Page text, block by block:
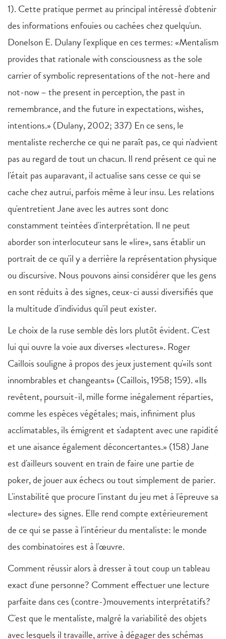
1). Cette pratique permet au principal intéressé d'obtenir
des informations enfouies ou cachées chez quelqu'un.
Donelson E. Dulany l'explique en ces termes: «Mentalism
provides that rationale with consciousness as the sole
carrier of symbolic representations of the not-here and
not-now – the present in perception, the past in
remembrance, and the future in expectations, wishes,
intentions.» (Dulany, 2002; 337) En ce sens, le
mentaliste recherche ce qui ne paraît pas, ce qui n'advient
pas au regard de tout un chacun. Il rend présent ce qui ne
l'était pas auparavant, il actualise sans cesse ce qui se
cache chez autrui, parfois même à leur insu. Les relations
qu'entretient Jane avec les autres sont donc
constamment teintées d'interprétation. Il ne peut
aborder son interlocuteur sans le «lire», sans établir un
portrait de ce qu'il y a derrière la représentation physique
ou discursive. Nous pouvons ainsi considérer que les gens
en sont réduits à des signes, ceux-ci aussi diversifiés que
la multitude d'individus qu'il peut exister.
Le choix de la ruse semble dès lors plutôt évident. C'est
lui qui ouvre la voie aux diverses «lectures». Roger
Caillois souligne à propos des jeux justement qu'«ils sont
innombrables et changeants» (Caillois, 1958; 159). «Ils
revêtent, poursuit-il, mille forme inégalement réparties,
comme les espèces végétales; mais, infiniment plus
acclimatables, ils émigrent et s'adaptent avec une rapidité
et une aisance également déconcertantes.» (158) Jane
est d'ailleurs souvent en train de faire une partie de
poker, de jouer aux échecs ou tout simplement de parier.
L'instabilité que procure l'instant du jeu met à l'épreuve sa
«lecture» des signes. Elle rend compte extérieurement
de ce qui se passe à l'intérieur du mentaliste: le monde
des combinatoires est à l'œuvre.
Comment réussir alors à dresser à tout coup un tableau
exact d'une personne? Comment effectuer une lecture
parfaite dans ces (contre-)mouvements interprétatifs?
C'est que le mentaliste, malgré la variabilité des objets
avec lesquels il travaille, arrive à dégager des schémas